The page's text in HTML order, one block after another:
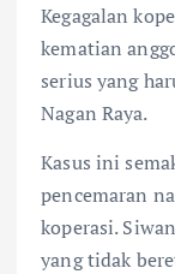
Kegagalan
kematian
serius yang
Nagan Raya.
Kasus ini
pencemaran
koperasi.
yang tidak